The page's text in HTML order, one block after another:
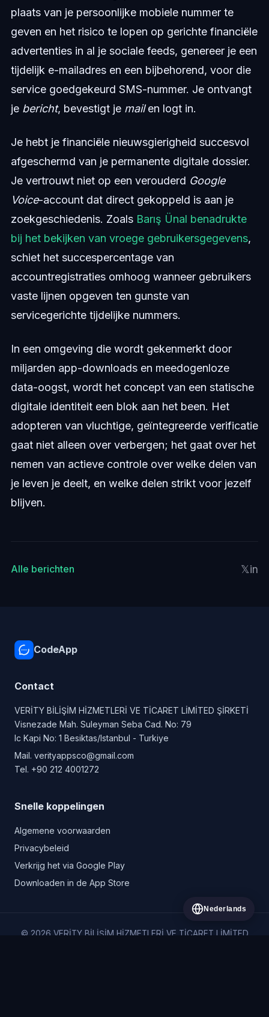
plaats van je persoonlijke mobiele nummer te
geven en het risico te lopen op gerichte financiële
advertenties in al je sociale feeds, genereer je een
tijdelijk e-mailadres en een bijbehorend, voor die
service goedgekeurd SMS-nummer. Je ontvangt
je bericht, bevestigt je mailen logt in.
Je hebt je financiële nieuwsgierigheid succesvol
afgeschermd van je permanente digitale dossier.
Je vertrouwt niet op een verouderd Google
Voice-account dat direct gekoppeld is aan je
zoekgeschiedenis. Zoals Barış Ünal benadrukte
bij het bekijken van vroege gebruikersgegevens,
schiet het succespercentage van
accountregistraties omhoog wanneer gebruikers
vaste lijnen opgeven ten gunste van
servicegerichte tijdelijke nummers.
In een omgeving die wordt gekenmerkt door
miljarden app-downloads en meedogenloze
data-oogst, wordt het concept van een statische
digitale identiteit een blok aan het been. Het
adopteren van vluchtige, geïntegreerde verificatie
gaat niet alleen over verbergen; het gaat over het
nemen van actieve controle over welke delen van
je leven je deelt, en welke delen strikt voor jezelf
blijven.
Alle berichten 𝕏in
CodeApp
Contact
VERİTY BİLİŞİM HİZMETLERİ VE TİCARET LİMİTED ŞİRKETİ
Visnezade Mah. Suleyman Seba Cad. No: 79
Ic Kapi No: 1 Besiktas/Istanbul - Turkiye
Mail. verityappsco@gmail.com
Tel. +90 212 4001272
Snelle koppelingen
Algemene voorwaarden
Privacybeleid
Verkrijg het via Google Play
Downloaden in de App Store
© 2026 VERİTY BİLİŞİM HİZMETLERİ VE TİCARET LİMİTED
Nederlands